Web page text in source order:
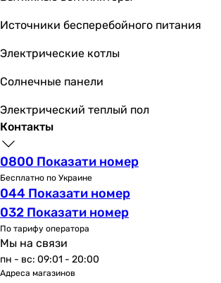
Источники бесперебойного питания
Электрические котлы
Солнечные панели
Электрический теплый пол
Контакты
0800 Показати номер
Бесплатно по Украине
044 Показати номер
032 Показати номер
По тарифу оператора
Мы на связи
пн - вс: 09:01 - 20:00
Адреса магазинов